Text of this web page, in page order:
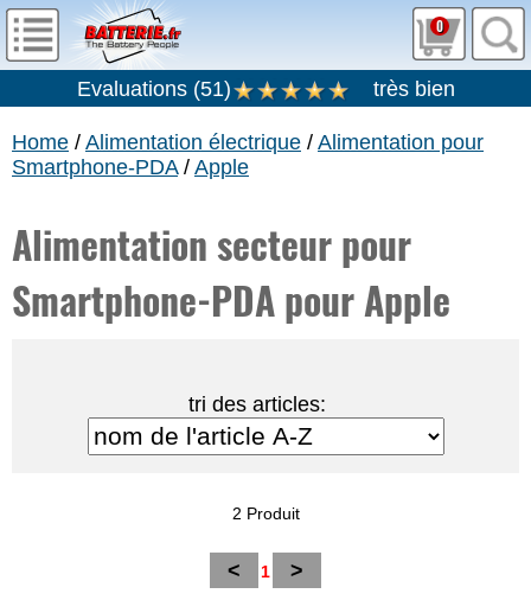
0
Evaluations(51) très bien
Home / Alimentation électrique / Alimentation pour
Smartphone-PDA/ Apple
Alimentation secteur pour
Smartphone-PDA pour Apple
tri des articles:
2 Produit
< 1 >